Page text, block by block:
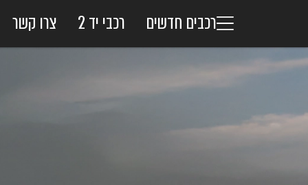
רכבים חדשים רכבי יד 2 צרו קשר